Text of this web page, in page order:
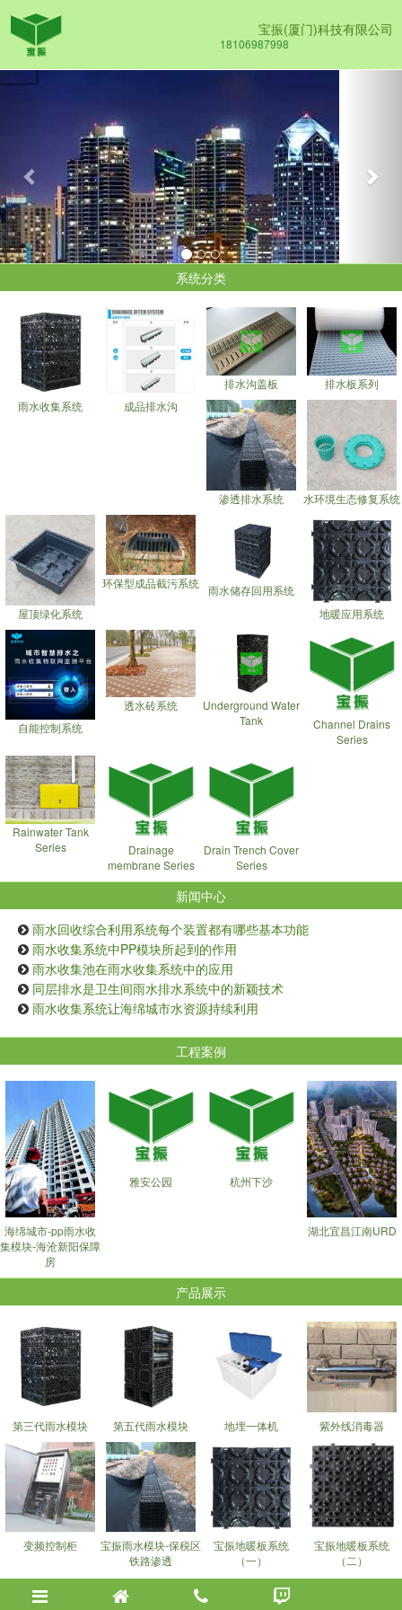
宝振(厦门)科技有限公司
18106987998
Previous
系统分类
雨水收集系统 成品排水沟
排水沟盖板 排水板系列
渗透排水系统 水环境生态修复系统
屋顶绿化系统
环保型成品截污系统 雨水储存回用系统
地暖应用系统
自能控制系统
透水砖系统
Underground Water
Tank
Channel Drains
Series
Rainwater Tank
Series
Drainage
membrane Series
Drain Trench Cover
Series
新闻中心
雨水回收综合利用系统每个装置都有哪些基本功能
雨水收集系统中PP模块所起到的作用
雨水收集池在雨水收集系统中的应用
同层排水是卫生间雨水排水系统中的新颖技术
雨水收集系统让海绵城市水资源持续利用
工程案例
海绵城市-pp雨水收
集模块-海沧新阳保障
房
雅安公园 杭州下沙
湖北宜昌江南URD
产品展示
第三代雨水模块 第五代雨水模块 地埋一体机 紫外线消毒器
变频控制柜
宝振雨水模块-保税区
铁路渗透
宝振地暖板系统
（一）
宝振地暖板系统
（二）